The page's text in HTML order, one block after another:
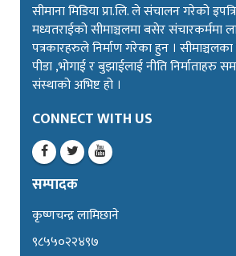
सीमाना मिडिया प्रा.लि. ले संचालन गरेको
मध्यतराईको सीमाञ्चलमा बसेर संचारकर्ममा
पत्रकारहरुले निर्माण गरेका हुन ।
पीडा ,भोगाई र बुझाईलाई नीति निर्माताहरु
संस्थाको अभिष्ट हो ।
CONNECT WITH US
सम्पादक
कृष्णचन्द्र लामिछाने
९८५५०२२४९७